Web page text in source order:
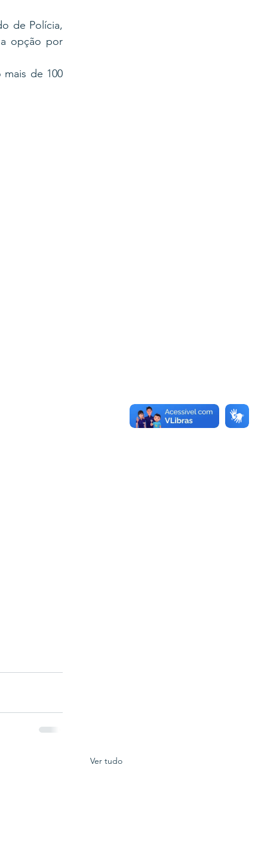
de Polícia,
opção por
de 100
Ver tudo